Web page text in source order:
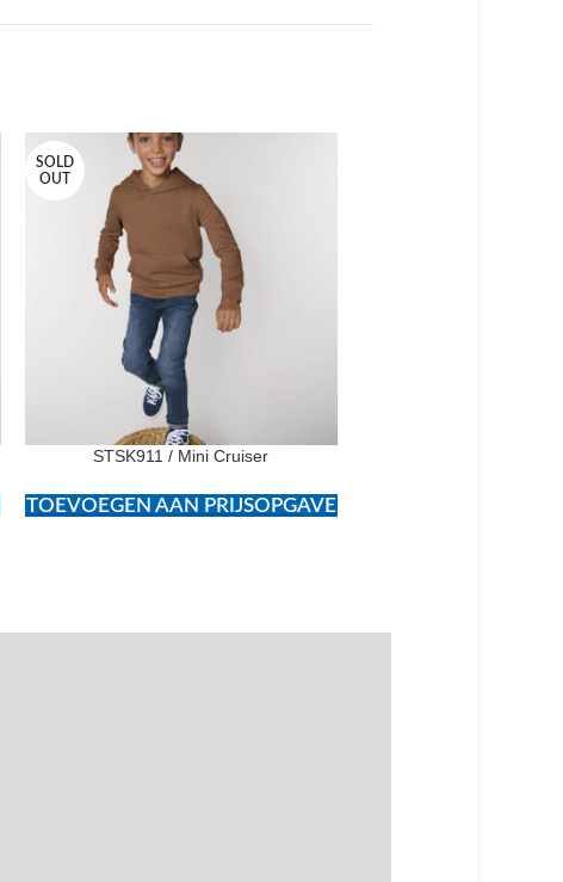
SOLD
OUT
STSK911 / Mini Cruiser
TOEVOEGEN AAN PRIJSOPGAVE